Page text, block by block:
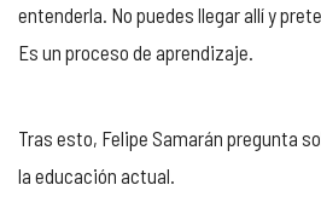
entenderla. No puedes llegar allí y
Es un proceso de aprendizaje.
Tras esto, Felipe Samarán pregunta
la educación actual.